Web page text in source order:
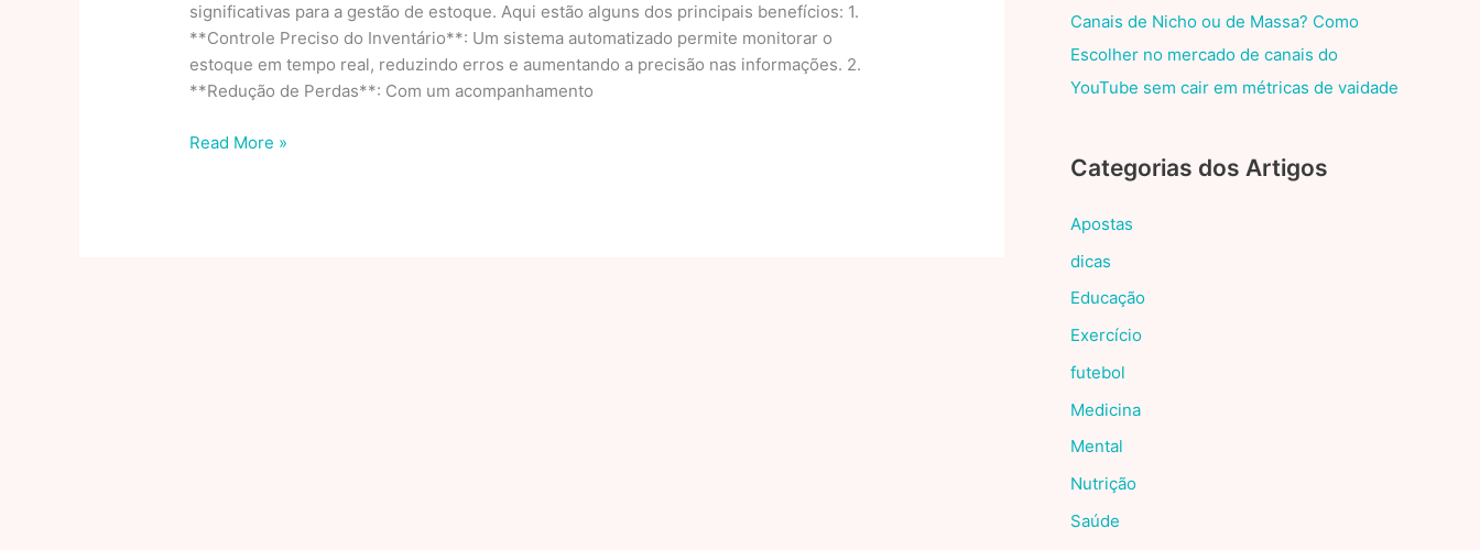
significativas para a gestão de estoque. Aqui estão alguns dos principais benefícios: 1.
**Controle Preciso do Inventário**: Um sistema automatizado permite monitorar o
estoque em tempo real, reduzindo erros e aumentando a precisão nas informações. 2.
**Redução de Perdas**: Com um acompanhamento
Benefícios
Read More »
Canais de Nicho ou de Massa? Como
Escolher no mercado de canais do
YouTube sem cair em métricas de vaidade
Categorias dos Artigos
Apostas
dicas
Educação
Exercício
futebol
Medicina
Mental
Nutrição
Saúde